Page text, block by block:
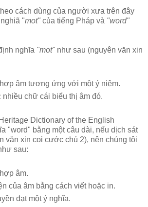
cách dùng của người xưa trên đây
"mot" của tiếng Pháp và "word"
nghĩa "mot" như sau (nguyên văn xin
âm tương ứng với một ý niệm.
chữ cái biểu thị âm đó.
Dictionary of the English
"word" bằng một câu dài, nếu dịch sát
văn xin coi cước chú 2), nên chúng tôi
sau:
âm.
của âm bằng cách viết hoặc in.
đạt một ý nghĩa.